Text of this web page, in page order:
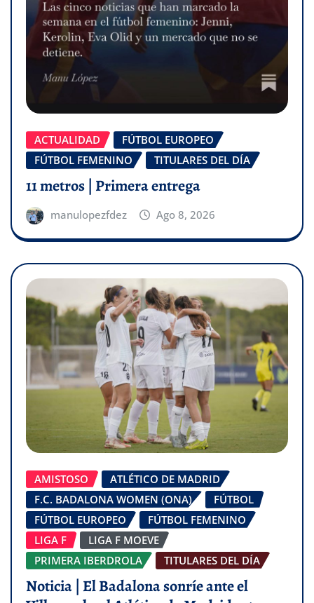
ACTUALIDAD
FÚTBOL EUROPEO
FÚTBOL FEMENINO
TITULARES DEL DÍA
11 metros | Primera entrega
manulopezfdez Ago 8, 2026
AMISTOSO
ATLÉTICO DE MADRID
F.C. BADALONA WOMEN (ONA)
FÚTBOL
FÚTBOL EUROPEO
FÚTBOL FEMENINO
LIGA F
LIGA F MOEVE
PRIMERA IBERDROLA
TITULARES DEL DÍA
Noticia | El Badalona sonríe ante el